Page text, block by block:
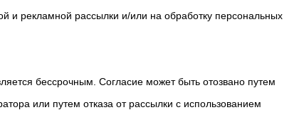
и рекламной рассылки и/или на обработку персональных
бессрочным. Согласие может быть отозвано путем
или путем отказа от рассылки с использованием